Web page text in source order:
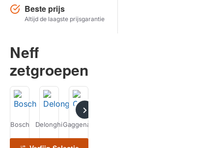
Beste prijs
Altijd de laagste prijsgarantie
Neff
zetgroepen
Bosch DelonghiGaggenau